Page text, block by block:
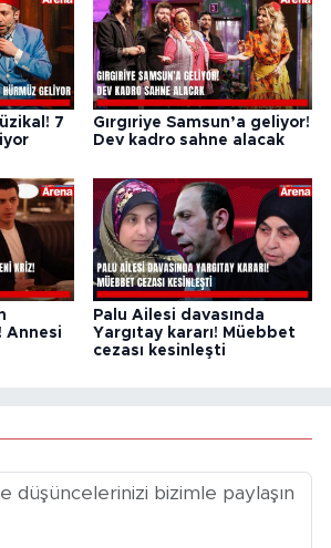
7
Gırgıriye Samsun’a geliyor!
Dev kadro sahne alacak
Annesi
Palu Ailesi davasında
Yargıtay kararı! Müebbet
cezası kesinleşti